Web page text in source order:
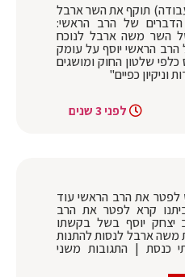
תוקף את השר ארבל
של הרב הראשי:
השר משה ארבל לנוכח
הרב הראשי יוסף על עומק
שלטון החוק ומושגים
וניקיון כפיים"
לפני 3 שנים
לפטר את הרב הראשי עוד
קרא לפטר את הרב
יצחק יוסף בשל בקשתו
משה ארבל לנסות להתנות
כנסת | התגובות משני